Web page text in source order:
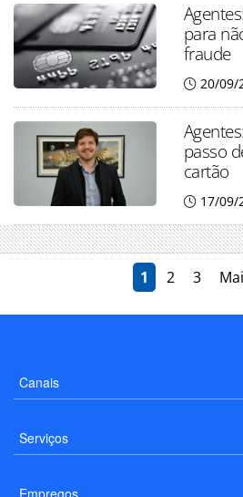
para
fraude
20/09/
passo
cartão
17/09/
1 2 3
Canais
Serviços